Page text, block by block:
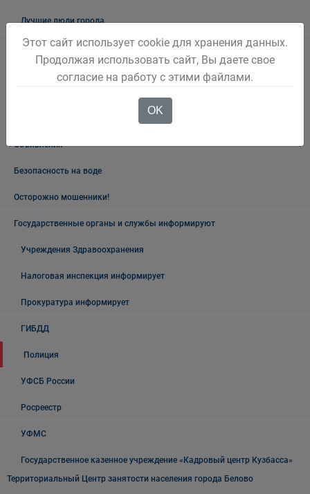
Лучшие люди города
Ветеранский вестник
Полезная информация
Памятники, обелиски, монументы, мемориальные комплексы
Объявления
Безопасность на воде
Осторожно мошенники!
Государственные органы и службы информируют
Учреждения Здравоохранения
Налоговая инспекция информирует
Прокуратура информирует
ГИБДД
Полиция
УФСБ России
Росреестр
УФМС
Государственное казенное учреждение «Кадровый центр Кузбасса»
Территориальный Центр занятости населения города Белово
Этот сайт использует cookie для хранения данных.
Продолжая использовать сайт, Вы даете свое
согласие на работу с этими файлами.
OK